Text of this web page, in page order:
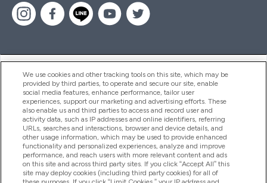
ヘルプ＆ガイド
商品について
会社概要
We use cookies and other tracking tools on this site, which may be
provided by third parties, to operate and secure our site, enable
social media features, enhance performance, tailor user
experiences, support our marketing and advertising efforts. These
also enable us and third parties to access and record user and
activity data, such as IP addresses and online identifiers, referring
URLs, searches and interactions, browser and device details, and
other usage information, which may be used to provide enhanced
functionality and personalized experiences, analyze and improve
performance, and reach users with more relevant content and ads
on this site and across third party sites. If you click “Accept All” this
site may deploy cookies (including third party cookies) for all of